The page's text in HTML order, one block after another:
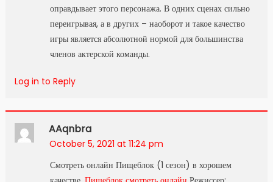
оправдывает этого персонажа. В одних сценах сильно
переигрывая, а в других – наоборот и такое качество
игры является абсолютной нормой для большинства
членов актерской команды.
Log in to Reply
AAqnbra
October 5, 2021 at 11:24 pm
Смотреть онлайн Пищеблок (1 сезон) в хорошем